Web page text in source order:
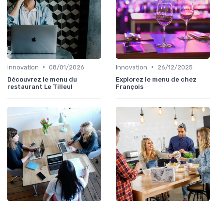
Innovation • 08/01/2026
Découvrez le menu du
restaurant Le Tilleul
Innovation •
26/12/2025
Explorez le menu de chez
François